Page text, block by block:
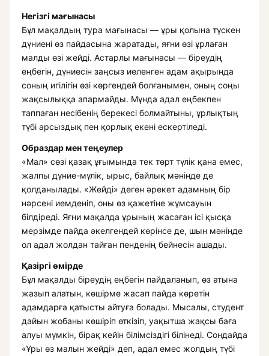
Негізгі мағынасы
Бұл мақалдың тура мағынасы — ұры қолына түскен
дүниені өз пайдасына жаратады, яғни өзі ұрлаған
малды өзі жейді. Астарлы мағынасы — біреудің
еңбегін, дүниесін заңсыз иеленген адам ақырында
соның игілігін өзі көргендей болғанымен, оның соңы
жақсылыққа апармайды. Мұнда адал еңбекпен
таппаған несібенің берекесі болмайтыны, ұрлықтың
түбі арсыздық пен қорлық екені ескертіледі.
Образдар мен теңеулер
«Мал» сөзі қазақ ұғымында тек төрт түлік қана емес,
жалпы дүние-мүлік, ырыс, байлық мәнінде де
қолданылады. «Жейді» деген әрекет адамның бір
нәрсені иемденіп, оны өз қажетіне жұмсауын
білдіреді. Яғни мақалда ұрының жасаған ісі қысқа
мерзімде пайда әкелгендей көрінсе де, шын мәнінде
ол адал жолдан тайған пенденің бейнесін ашады.
Қазіргі өмірде
Бұл мақалды біреудің еңбегін пайдаланып, өз атына
жазып алатын, көшірме жасап пайда көретін
адамдарға қатысты айтуға болады. Мысалы, студент
дайын жобаны көшіріп өткізіп, уақытша жақсы баға
алуы мүмкін, бірақ кейін білімсіздігі білінеді. Сондайда
«Ұры өз малын жейді» деп, адал емес жолдың түбі